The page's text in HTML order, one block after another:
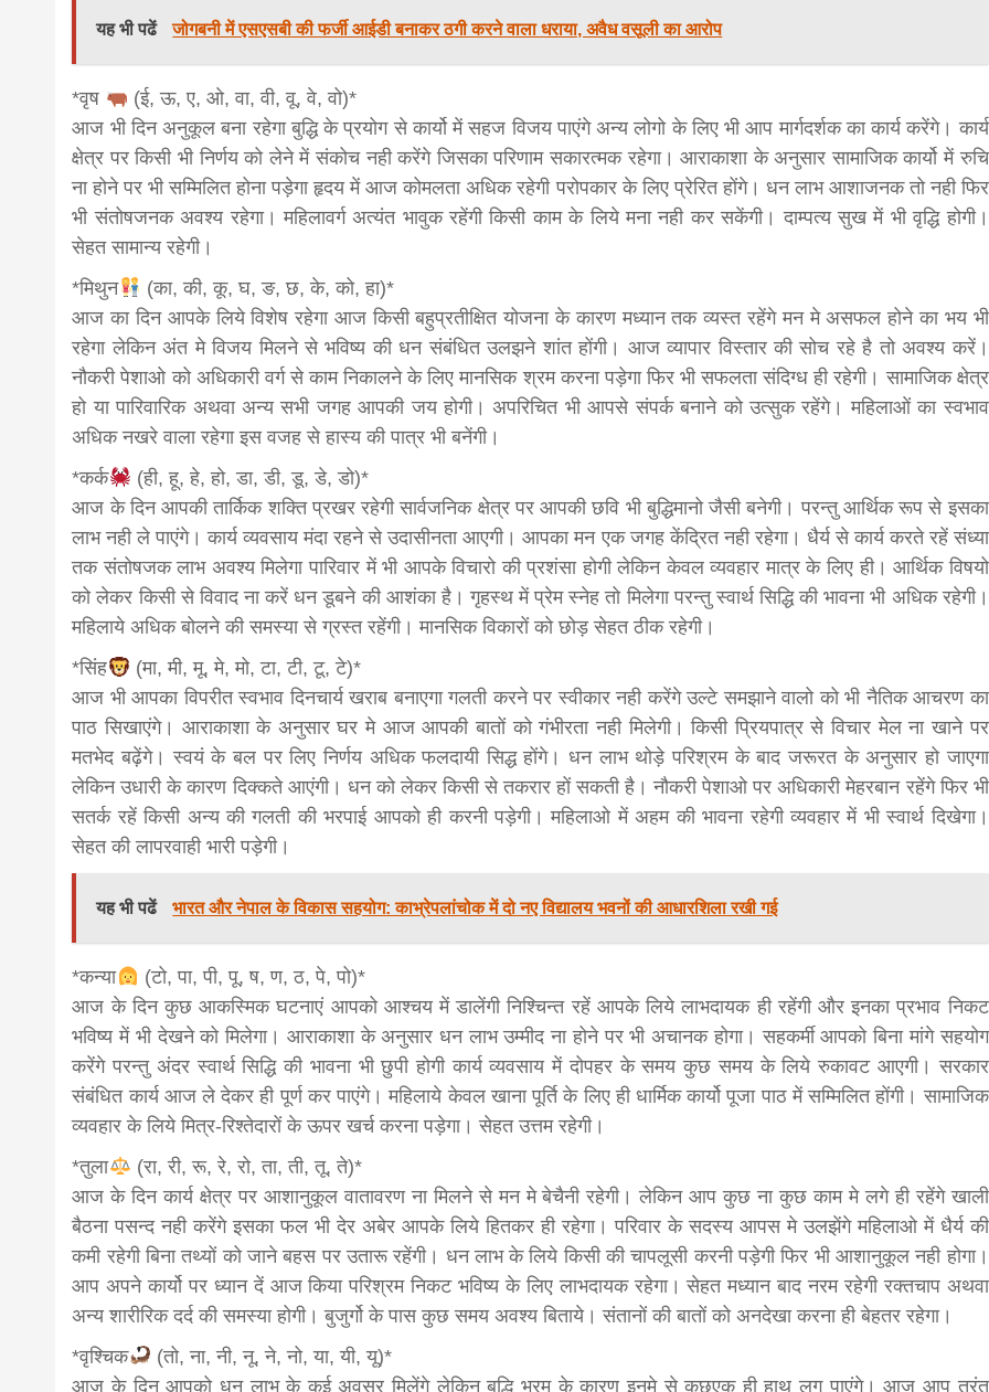
यह भी पढें जोगबनी में एसएसबी की फर्जी आईडी बनाकर ठगी करने वाला धराया, अवैध वसूली का आरोप
*वृष
(ई, ऊ, ए, ओ, वा, वी, वू, वे, वो)*
आज भी दिन अनुकूल बना रहेगा बुद्धि के प्रयोग से कार्यो में सहज विजय पाएंगे अन्य लोगो के लिए भी आप मार्गदर्शक का कार्य करेंगे। कार्य
क्षेत्र पर किसी भी निर्णय को लेने में संकोच नही करेंगे जिसका परिणाम सकारत्मक रहेगा। आराकाशा के अनुसार सामाजिक कार्यो में रुचि
ना होने पर भी सम्मिलित होना पड़ेगा हृदय में आज कोमलता अधिक रहेगी परोपकार के लिए प्रेरित होंगे। धन लाभ आशाजनक तो नही फिर
भी संतोषजनक अवश्य रहेगा। महिलावर्ग अत्यंत भावुक रहेंगी किसी काम के लिये मना नही कर सकेंगी। दाम्पत्य सुख में भी वृद्धि होगी।
सेहत सामान्य रहेगी।
*मिथुन
(का, की, कू, घ, ङ, छ, के, को, हा)*
आज का दिन आपके लिये विशेष रहेगा आज किसी बहुप्रतीक्षित योजना के कारण मध्यान तक व्यस्त रहेंगे मन मे असफल होने का भय भी
रहेगा लेकिन अंत मे विजय मिलने से भविष्य की धन संबंधित उलझने शांत होंगी। आज व्यापार विस्तार की सोच रहे है तो अवश्य करें।
नौकरी पेशाओ को अधिकारी वर्ग से काम निकालने के लिए मानसिक श्रम करना पड़ेगा फिर भी सफलता संदिग्ध ही रहेगी। सामाजिक क्षेत्र
हो या पारिवारिक अथवा अन्य सभी जगह आपकी जय होगी। अपरिचित भी आपसे संपर्क बनाने को उत्सुक रहेंगे। महिलाओं का स्वभाव
अधिक नखरे वाला रहेगा इस वजह से हास्य की पात्र भी बनेंगी।
*कर्क
(ही, हू, हे, हो, डा, डी, डू, डे, डो)*
आज के दिन आपकी तार्किक शक्ति प्रखर रहेगी सार्वजनिक क्षेत्र पर आपकी छवि भी बुद्धिमानो जैसी बनेगी। परन्तु आर्थिक रूप से इसका
लाभ नही ले पाएंगे। कार्य व्यवसाय मंदा रहने से उदासीनता आएगी। आपका मन एक जगह केंद्रित नही रहेगा। धैर्य से कार्य करते रहें संध्या
तक संतोषजक लाभ अवश्य मिलेगा पारिवार में भी आपके विचारो की प्रशंसा होगी लेकिन केवल व्यवहार मात्र के लिए ही। आर्थिक विषयो
को लेकर किसी से विवाद ना करें धन डूबने की आशंका है। गृहस्थ में प्रेम स्नेह तो मिलेगा परन्तु स्वार्थ सिद्धि की भावना भी अधिक रहेगी।
महिलाये अधिक बोलने की समस्या से ग्रस्त रहेंगी। मानसिक विकारों को छोड़ सेहत ठीक रहेगी।
*सिंह
(मा, मी, मू, मे, मो, टा, टी, टू, टे)*
आज भी आपका विपरीत स्वभाव दिनचार्य खराब बनाएगा गलती करने पर स्वीकार नही करेंगे उल्टे समझाने वालो को भी नैतिक आचरण का
पाठ सिखाएंगे। आराकाशा के अनुसार घर मे आज आपकी बातों को गंभीरता नही मिलेगी। किसी प्रियपात्र से विचार मेल ना खाने पर
मतभेद बढ़ेंगे। स्वयं के बल पर लिए निर्णय अधिक फलदायी सिद्ध होंगे। धन लाभ थोड़े परिश्रम के बाद जरूरत के अनुसार हो जाएगा
लेकिन उधारी के कारण दिक्कते आएंगी। धन को लेकर किसी से तकरार हों सकती है। नौकरी पेशाओ पर अधिकारी मेहरबान रहेंगे फिर भी
सतर्क रहें किसी अन्य की गलती की भरपाई आपको ही करनी पड़ेगी। महिलाओ में अहम की भावना रहेगी व्यवहार में भी स्वार्थ दिखेगा।
सेहत की लापरवाही भारी पड़ेगी।
यह भी पढें भारत और नेपाल के विकास सहयोग: काभ्रेपलांचोक में दो नए विद्यालय भवनों की आधारशिला रखी गई
*कन्या
(टो, पा, पी, पू, ष, ण, ठ, पे, पो)*
आज के दिन कुछ आकस्मिक घटनाएं आपको आश्चय में डालेंगी निश्चिन्त रहें आपके लिये लाभदायक ही रहेंगी और इनका प्रभाव निकट
भविष्य में भी देखने को मिलेगा। आराकाशा के अनुसार धन लाभ उम्मीद ना होने पर भी अचानक होगा। सहकर्मी आपको बिना मांगे सहयोग
करेंगे परन्तु अंदर स्वार्थ सिद्धि की भावना भी छुपी होगी कार्य व्यवसाय में दोपहर के समय कुछ समय के लिये रुकावट आएगी। सरकार
संबंधित कार्य आज ले देकर ही पूर्ण कर पाएंगे। महिलाये केवल खाना पूर्ति के लिए ही धार्मिक कार्यो पूजा पाठ में सम्मिलित होंगी। सामाजिक
व्यवहार के लिये मित्र-रिश्तेदारों के ऊपर खर्च करना पड़ेगा। सेहत उत्तम रहेगी।
*तुला
(रा, री, रू, रे, रो, ता, ती, तू, ते)*
आज के दिन कार्य क्षेत्र पर आशानुकूल वातावरण ना मिलने से मन मे बेचैनी रहेगी। लेकिन आप कुछ ना कुछ काम मे लगे ही रहेंगे खाली
बैठना पसन्द नही करेंगे इसका फल भी देर अबेर आपके लिये हितकर ही रहेगा। परिवार के सदस्य आपस मे उलझेंगे महिलाओ में धैर्य की
कमी रहेगी बिना तथ्यों को जाने बहस पर उतारू रहेंगी। धन लाभ के लिये किसी की चापलूसी करनी पड़ेगी फिर भी आशानुकूल नही होगा।
आप अपने कार्यो पर ध्यान दें आज किया परिश्रम निकट भविष्य के लिए लाभदायक रहेगा। सेहत मध्यान बाद नरम रहेगी रक्तचाप अथवा
अन्य शारीरिक दर्द की समस्या होगी। बुजुर्गो के पास कुछ समय अवश्य बिताये। संतानों की बातों को अनदेखा करना ही बेहतर रहेगा।
*वृश्चिक
(तो, ना, नी, नू, ने, नो, या, यी, यू)*
आज के दिन आपको धन लाभ के कई अवसर मिलेंगे लेकिन बुद्धि भ्रम के कारण इनमे से कुछएक ही हाथ लग पाएंगे। आज आप तुरंत